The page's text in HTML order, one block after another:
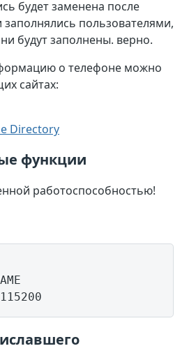
будет заменена после
заполнялись пользователями,
будут заполнены. верно.
о телефоне можно
сайтах:
Directory
функции
работоспособностью!